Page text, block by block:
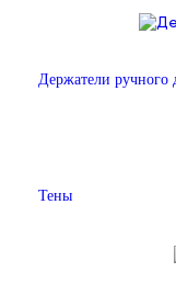
Держатели ручного
Тены